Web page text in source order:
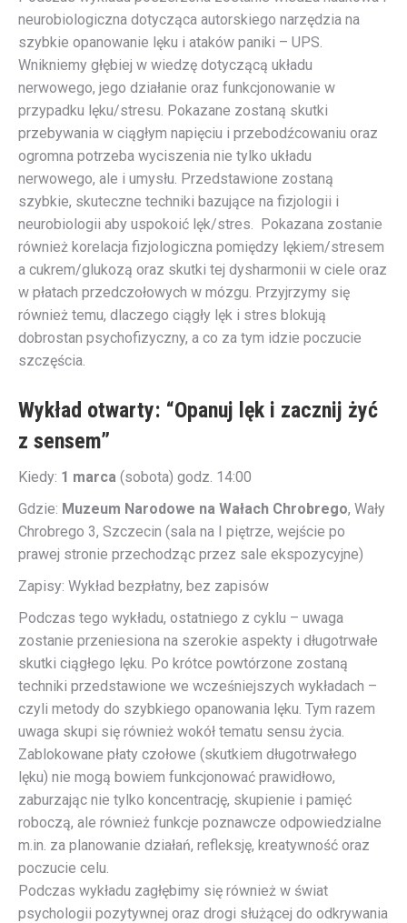
neurobiologiczna dotycząca autorskiego narzędzia na
szybkie opanowanie lęku i ataków paniki – UPS.
Wnikniemy głębiej w wiedzę dotyczącą układu
nerwowego, jego działanie oraz funkcjonowanie w
przypadku lęku/stresu. Pokazane zostaną skutki
przebywania w ciągłym napięciu i przebodźcowaniu oraz
ogromna potrzeba wyciszenia nie tylko układu
nerwowego, ale i umysłu. Przedstawione zostaną
szybkie, skuteczne techniki bazujące na fizjologii i
neurobiologii aby uspokoić lęk/stres. Pokazana zostanie
również korelacja fizjologiczna pomiędzy lękiem/stresem
a cukrem/glukozą oraz skutki tej dysharmonii w ciele oraz
w płatach przedczołowych w mózgu. Przyjrzymy się
również temu, dlaczego ciągły lęk i stres blokują
dobrostan psychofizyczny, a co za tym idzie poczucie
szczęścia.
Wykład otwarty: “Opanuj lęk i zacznij żyć
z sensem”
Kiedy: 1 marca (sobota) godz. 14:00
Gdzie: Muzeum Narodowe na Wałach Chrobrego, Wały
Chrobrego 3, Szczecin (sala na I piętrze, wejście po
prawej stronie przechodząc przez sale ekspozycyjne)
Zapisy: Wykład bezpłatny, bez zapisów
Podczas tego wykładu, ostatniego z cyklu – uwaga
zostanie przeniesiona na szerokie aspekty i długotrwałe
skutki ciągłego lęku. Po krótce powtórzone zostaną
techniki przedstawione we wcześniejszych wykładach –
czyli metody do szybkiego opanowania lęku. Tym razem
uwaga skupi się również wokół tematu sensu życia.
Zablokowane płaty czołowe (skutkiem długotrwałego
lęku) nie mogą bowiem funkcjonować prawidłowo,
zaburzając nie tylko koncentrację, skupienie i pamięć
roboczą, ale również funkcje poznawcze odpowiedzialne
m.in. za planowanie działań, refleksję, kreatywność oraz
poczucie celu.
Podczas wykładu zagłębimy się również w świat
psychologii pozytywnej oraz drogi służącej do odkrywania